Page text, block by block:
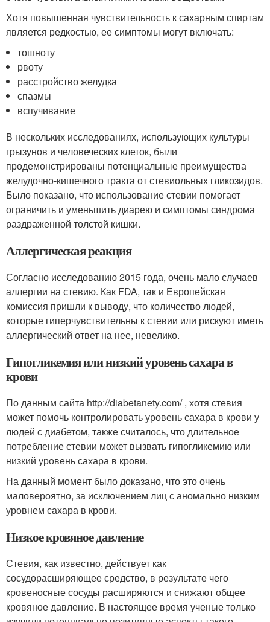
Хотя повышенная чувствительность к сахарным спиртам
является редкостью, ее симптомы могут включать:
тошноту
рвоту
расстройство желудка
спазмы
вспучивание
В нескольких исследованиях, использующих культуры
грызунов и человеческих клеток, были
продемонстрированы потенциальные преимущества
желудочно-кишечного тракта от стевиольных гликозидов.
Было показано, что использование стевии помогает
ограничить и уменьшить диарею и симптомы синдрома
раздраженной толстой кишки.
Аллергическая реакция
Согласно исследованию 2015 года, очень мало случаев
аллергии на стевию. Как FDA, так и Европейская
комиссия пришли к выводу, что количество людей,
которые гиперчувствительны к стевии или рискуют иметь
аллергический ответ на нее, невелико.
Гипогликемия или низкий уровень сахара в
крови
По данным сайта http://diabetanety.com/ , хотя стевия
может помочь контролировать уровень сахара в крови у
людей с диабетом, также считалось, что длительное
потребление стевии может вызвать гипогликемию или
низкий уровень сахара в крови.
На данный момент было доказано, что это очень
маловероятно, за исключением лиц с аномально низким
уровнем сахара в крови.
Низкое кровяное давление
Стевия, как известно, действует как
сосудорасширяющее средство, в результате чего
кровеносные сосуды расширяются и снижают общее
кровяное давление. В настоящее время ученые только